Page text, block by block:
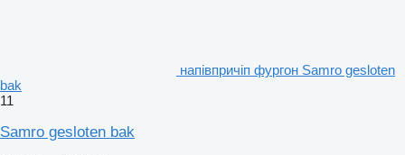
напівпричіп фургон Samro gesloten
bak
11
Samro gesloten bak